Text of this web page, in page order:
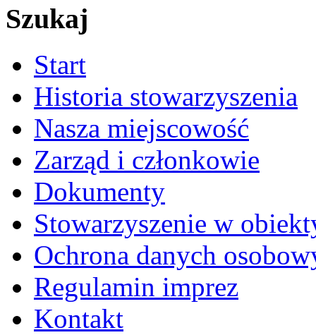
Szukaj
Start
Historia stowarzyszenia
Nasza miejscowość
Zarząd i członkowie
Dokumenty
Stowarzyszenie w
Ochrona danych
Regulamin imprez
Kontakt